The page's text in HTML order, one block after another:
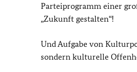
Parteiprogramm einer
„Zukunft gestalten“!
Und Aufgabe von
sondern kulturelle